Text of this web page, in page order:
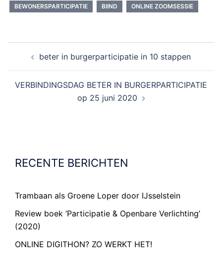
BEWONERSPARTICIPATIE
BIIND ONLINE ZOOMSESSIE
beter in burgerparticipatie in 10 stappen
VERBINDINGSDAG BETER IN BURGERPARTICIPATIE
op 25 juni 2020
RECENTE BERICHTEN
Trambaan als Groene Loper door IJsselstein
Review boek ‘Participatie & Openbare Verlichting’
(2020)
ONLINE DIGITHON? ZO WERKT HET!